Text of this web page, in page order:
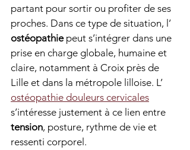
partant pour sortir ou profiter de ses
proches. Dans ce type de situation, l’
ostéopathie peut s’intégrer dans une
prise en charge globale, humaine et
claire, notamment à Croix près de
Lille et dans la métropole lilloise. L’
ostéopathie douleurs cervicales
s’intéresse justement à ce lien entre
tension, posture, rythme de vie et
ressenti corporel.